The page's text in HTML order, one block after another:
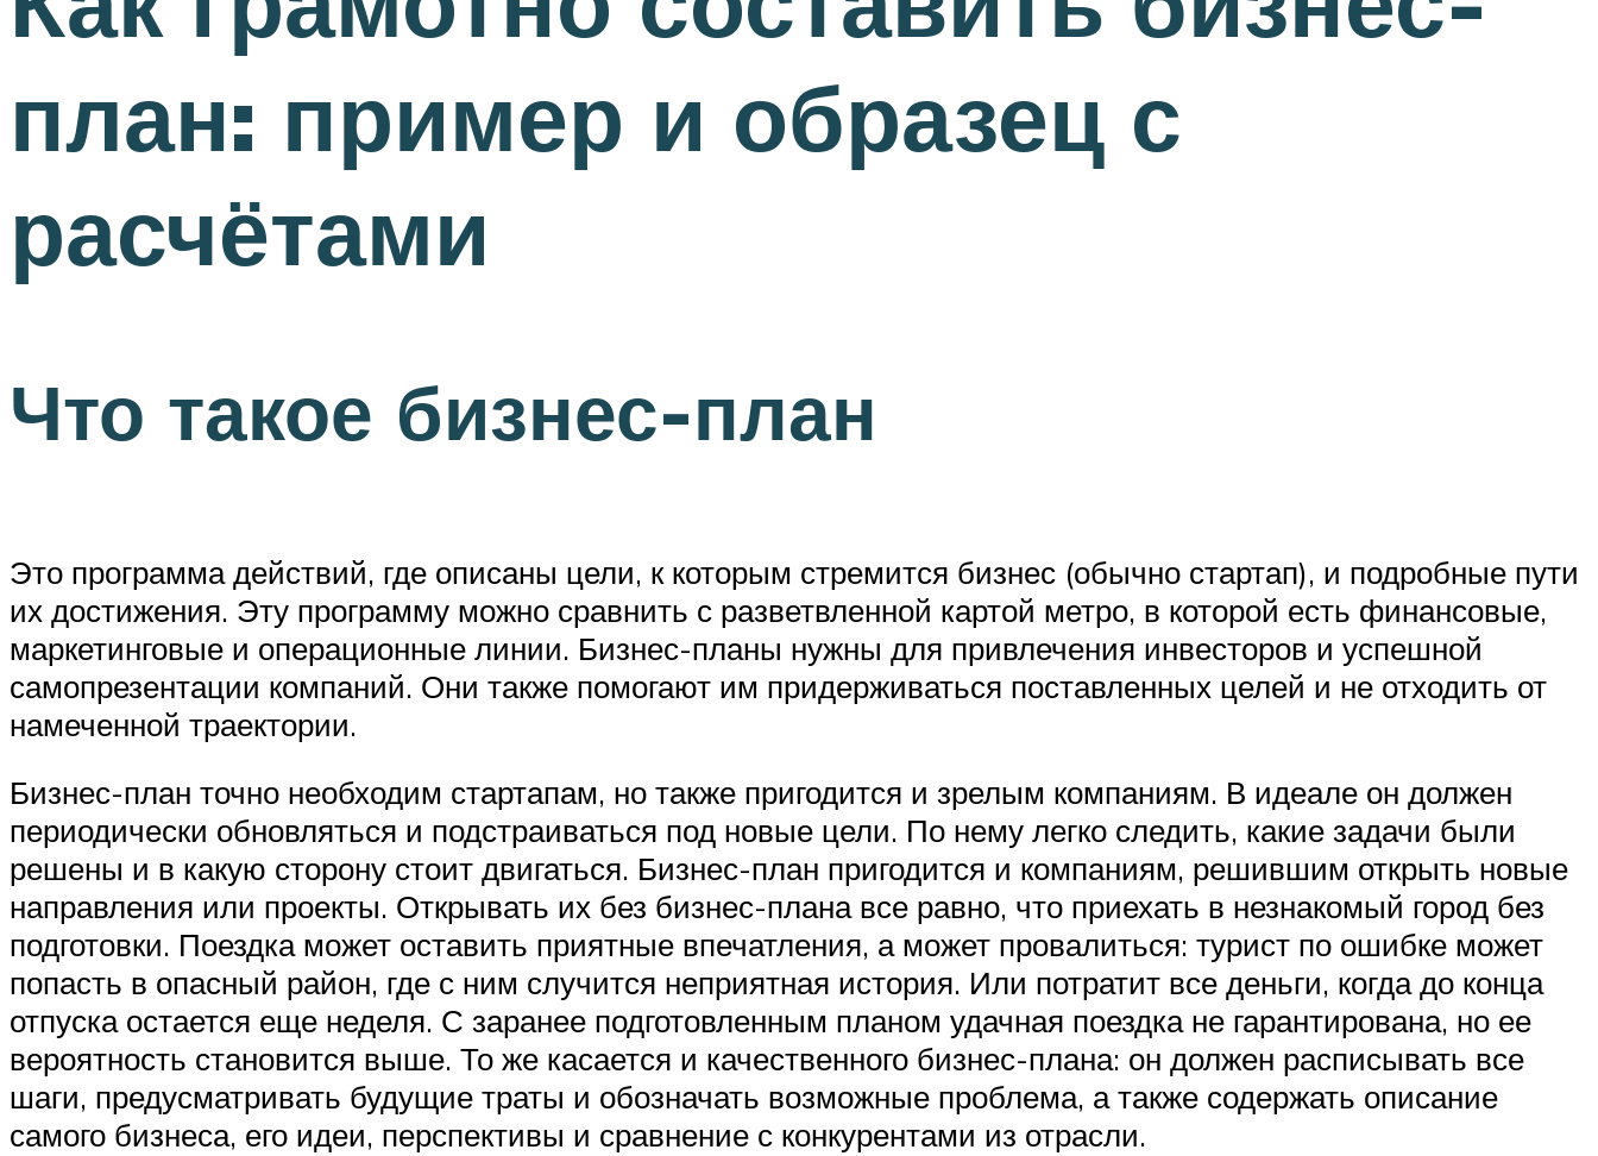
план: пример и образец с
расчётами
Что такое бизнес-план
Это программа действий, где описаны цели, к которым стремится бизнес (обычно стартап), и подробные пути
их достижения. Эту программу можно сравнить с разветвленной картой метро, в которой есть финансовые,
маркетинговые и операционные линии. Бизнес-планы нужны для привлечения инвесторов и успешной
самопрезентации компаний. Они также помогают им придерживаться поставленных целей и не отходить от
намеченной траектории.
Бизнес-план точно необходим стартапам, но также пригодится и зрелым компаниям. В идеале он должен
периодически обновляться и подстраиваться под новые цели. По нему легко следить, какие задачи были
решены и в какую сторону стоит двигаться. Бизнес-план пригодится и компаниям, решившим открыть новые
направления или проекты. Открывать их без бизнес-плана все равно, что приехать в незнакомый город без
подготовки. Поездка может оставить приятные впечатления, а может провалиться: турист по ошибке может
попасть в опасный район, где с ним случится неприятная история. Или потратит все деньги, когда до конца
отпуска остается еще неделя. С заранее подготовленным планом удачная поездка не гарантирована, но ее
вероятность становится выше. То же касается и качественного бизнес-плана: он должен расписывать все
шаги, предусматривать будущие траты и обозначать возможные проблема, а также содержать описание
самого бизнеса, его идеи, перспективы и сравнение с конкурентами из отрасли.